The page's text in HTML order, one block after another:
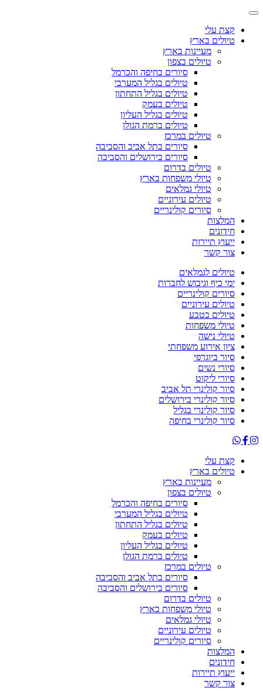
קצת עלי
טיולים בארץ
מעיינות בארץ
טיולים בצפון
סיורים בחיפה והכרמל
טיולים בגליל המערבי
טיולים בגליל התחתון
טיולים בעמק
טיולים בגליל העליון
טיולים ברמת הגולן
טיולים במרכז
סיורים בתל אביב והסביבה
סיורים בירושלים והסביבה
טיולים בדרום
טיולי משפחות בארץ
טיולי גמלאים
טיולים עירוניים
סיורים קולינריים
המלצות
חידונים
ייעוץ תיירות
צור קשר
טיולים לגמלאים
ימי כיף וגיבוש לחברות
סיורים קולינריים
טיולים עירוניים
טיולים בטבע
טיולי משפחות
טיולי נישה
ציון אירוע משפחתי
סיור ביוגרפי
סיורי נשים
סיורי ליקוט
סיור קולינרי תל אביב
סיור קולינרי בירושלים
סיור קולינרי בגליל
סיור קולינרי בחיפה
קצת עלי
טיולים בארץ
מעיינות בארץ
טיולים בצפון
סיורים בחיפה והכרמל
טיולים בגליל המערבי
טיולים בגליל התחתון
טיולים בעמק
טיולים בגליל העליון
טיולים ברמת הגולן
טיולים במרכז
סיורים בתל אביב והסביבה
סיורים בירושלים והסביבה
טיולים בדרום
טיולי משפחות בארץ
טיולי גמלאים
טיולים עירוניים
סיורים קולינריים
המלצות
חידונים
ייעוץ תיירות
צור קשר